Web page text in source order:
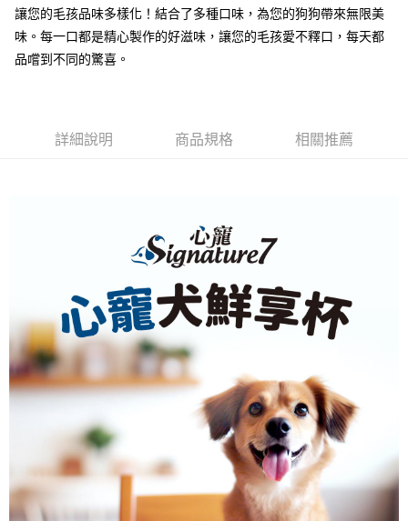
２．訂單成立數日內，您將收到繳費通知簡訊。
３．收到繳費通知簡訊後14天內，點擊此簡訊中的連結，可透過四大超商／
ATM／網路銀行／等多元方式進行付款，方視為交易完成。
※ 請注意：結帳手續完成當下不需立刻繳費，但若您需要取消訂單，請聯絡
客戶支援中心」 https://netprotections.freshdesk.com/support/home
２．關於個人資料處理事宜，請瀏覽以下網址：
https://aftee.tw/terms/#terms3
３．未成年的使用者請事先徵得法定代理人或監護人之同意方可使用
「AFTEE先享後付」，若未經同意申辦者引起之損失，本公司不負相關責
４．使用「AFTEE先享後付」時，將依據個別帳號之用戶狀況，依本公司即
時審查核予不同之上限額度；若仍有額度不足之情形，本公司將視審查結果
請求用戶進行身份認證。
５．嚴禁一人註冊多個帳號或使用他人資訊註冊。若發現惡意使用之情形，
恩沛科技股份有限公司將有權停止該用戶之使用額度並採取法律行動。
每筆NT$80，滿NT$2,000(含以上)免運費
每筆NT$80，滿NT$2,000(含以上)免運費
每筆NT$180
讓您的毛孩品味多樣化！結合了多種口味，為您的狗狗帶來無限美
味。每一口都是精心製作的好滋味，讓您的毛孩愛不釋口，每天都
品嚐到不同的驚喜。
詳細說明 商品規格 相關推薦